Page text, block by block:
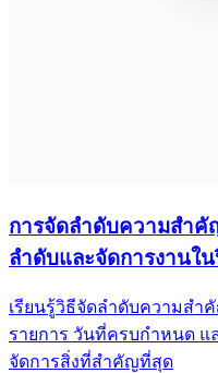
การจัดลำดับความสำคัญ
ลำดับและจัดการงานใน
เรียนรู้วิธีจัดลำดับความสำคั
รายการ วันที่ครบกำหนด แ
จัดการสิ่งที่สำคัญที่สุด